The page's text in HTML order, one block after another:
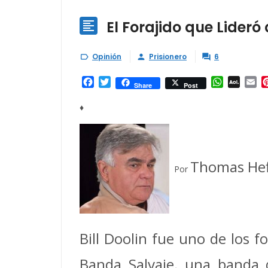
 El Forajido que
 Opinión  Prisionero  6
Facebook
TwitterShare Post
AOL
♦
Por Thomas
Bill Doolin fue uno de los